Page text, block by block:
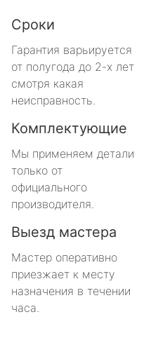
Сроки
Гарантия варьируется
от полугода до 2-х лет
смотря какая
неисправность.
Комплектующие
Мы применяем детали
только от
официального
производителя.
Выезд мастера
Мастер оперативно
приезжает к месту
назначения в течении
часа.